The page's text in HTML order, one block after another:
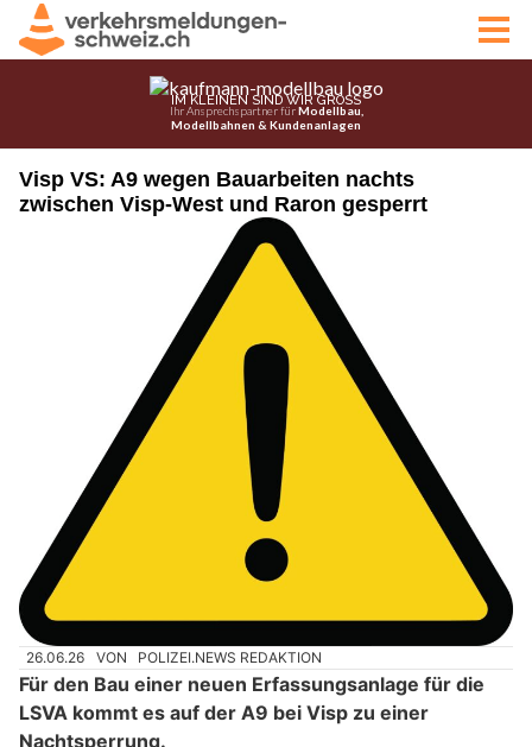
Visp VS: A9 wegen Bauarbeiten nachts
zwischen Visp-West und Raron gesperrt
26.06.26 VON POLIZEI.NEWS REDAKTION
Für den Bau einer neuen Erfassungsanlage für die
LSVA kommt es auf der A9 bei Visp zu einer
Nachtsperrung.